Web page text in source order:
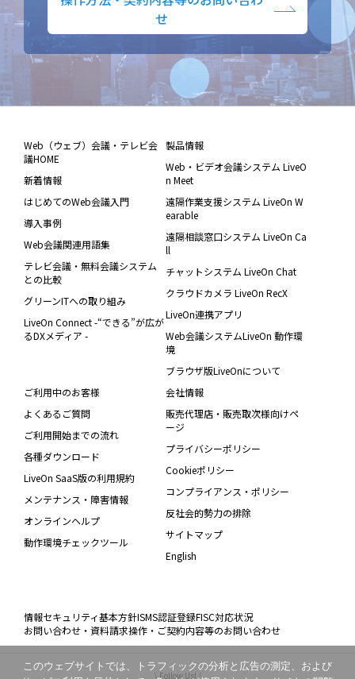
せ
Web（ウェブ）会議・テレビ会
議HOME
新着情報
はじめてのWeb会議入門
導入事例
Web会議関連用語集
テレビ会議・無料会議システム
との比較
グリーンITへの取り組み
LiveOn Connect -“できる”が広が
るDXメディア -
製品情報
Web・ビデオ会議システム LiveO
n Meet
遠隔作業支援システム LiveOn W
earable
遠隔相談窓口システム LiveOn Ca
ll
チャットシステム LiveOn Chat
クラウドカメラ LiveOn RecX
LiveOn連携アプリ
Web会議システムLiveOn 動作環
境
ブラウザ版LiveOnについて
ご利用中のお客様
よくあるご質問
ご利用開始までの流れ
各種ダウンロード
LiveOn SaaS版の利用規約
メンテナンス・障害情報
オンラインヘルプ
動作環境チェックツール
会社情報
販売代理店・販売取次様向けペ
ージ
プライバシーポリシー
Cookieポリシー
コンプライアンス・ポリシー
反社会的勢力の排除
サイトマップ
English
情報セキュリティ基本方針ISMS認証登録FISC対応状況
お問い合わせ・資料請求操作・ご契約内容等のお問い合わせ
\ Follow Us! /
このウェブサイトでは、トラフィックの分析と広告の測定、および